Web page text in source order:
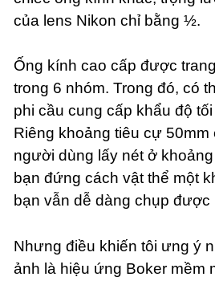
của lens Nikon chỉ bằng ½.
Ống kính cao cấp được
trong 6 nhóm. Trong đó, có
phi cầu cung cấp khẩu độ
Riêng khoảng tiêu cự 50mm
người dùng lấy nét ở
bạn đứng cách vật thể một
bạn vẫn dễ dàng chụp
Nhưng điều khiến tôi ưng ý
ảnh là hiệu ứng Boker mềm